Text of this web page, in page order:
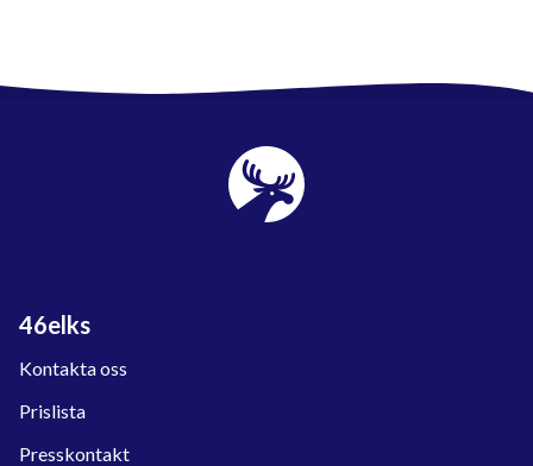
46elks
Kontakta oss
Prislista
Presskontakt